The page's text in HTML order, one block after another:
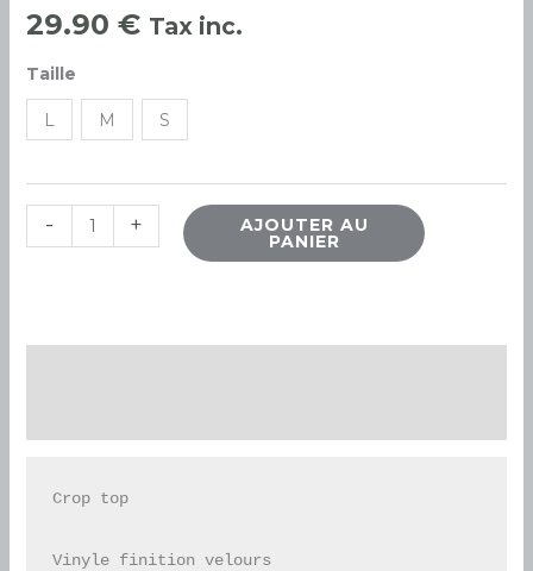
29.90 € Tax inc.
Taille
L M S
-
UTOPIK
+ AJOUTER AU
PANIER
Crop top
Vinyle finition velours